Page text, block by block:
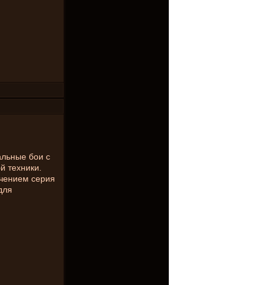
бои с
техники.
серия